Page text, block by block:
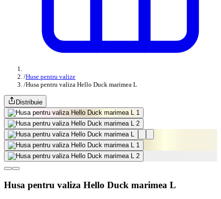
/Huse pentru valize
/Husa pentru valiza Hello Duck marimea L
Distribuie
Husa pentru valiza Hello Duck marimea L